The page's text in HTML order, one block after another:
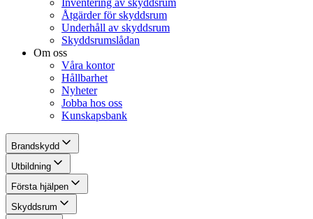
Inventering av skyddsrum
Åtgärder för skyddsrum
Underhåll av skyddsrum
Skyddsrumslådan
Om oss
Våra kontor
Hållbarhet
Nyheter
Jobba hos oss
Kunskapsbank
Brandskydd
Utbildning
Första hjälpen
Skyddsrum